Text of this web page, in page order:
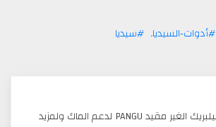
#أدوات-السيديا, #سيديا
تحديث أداة الجيلبريك الغير مقيد PANGU لدعم الماك ولمزيد